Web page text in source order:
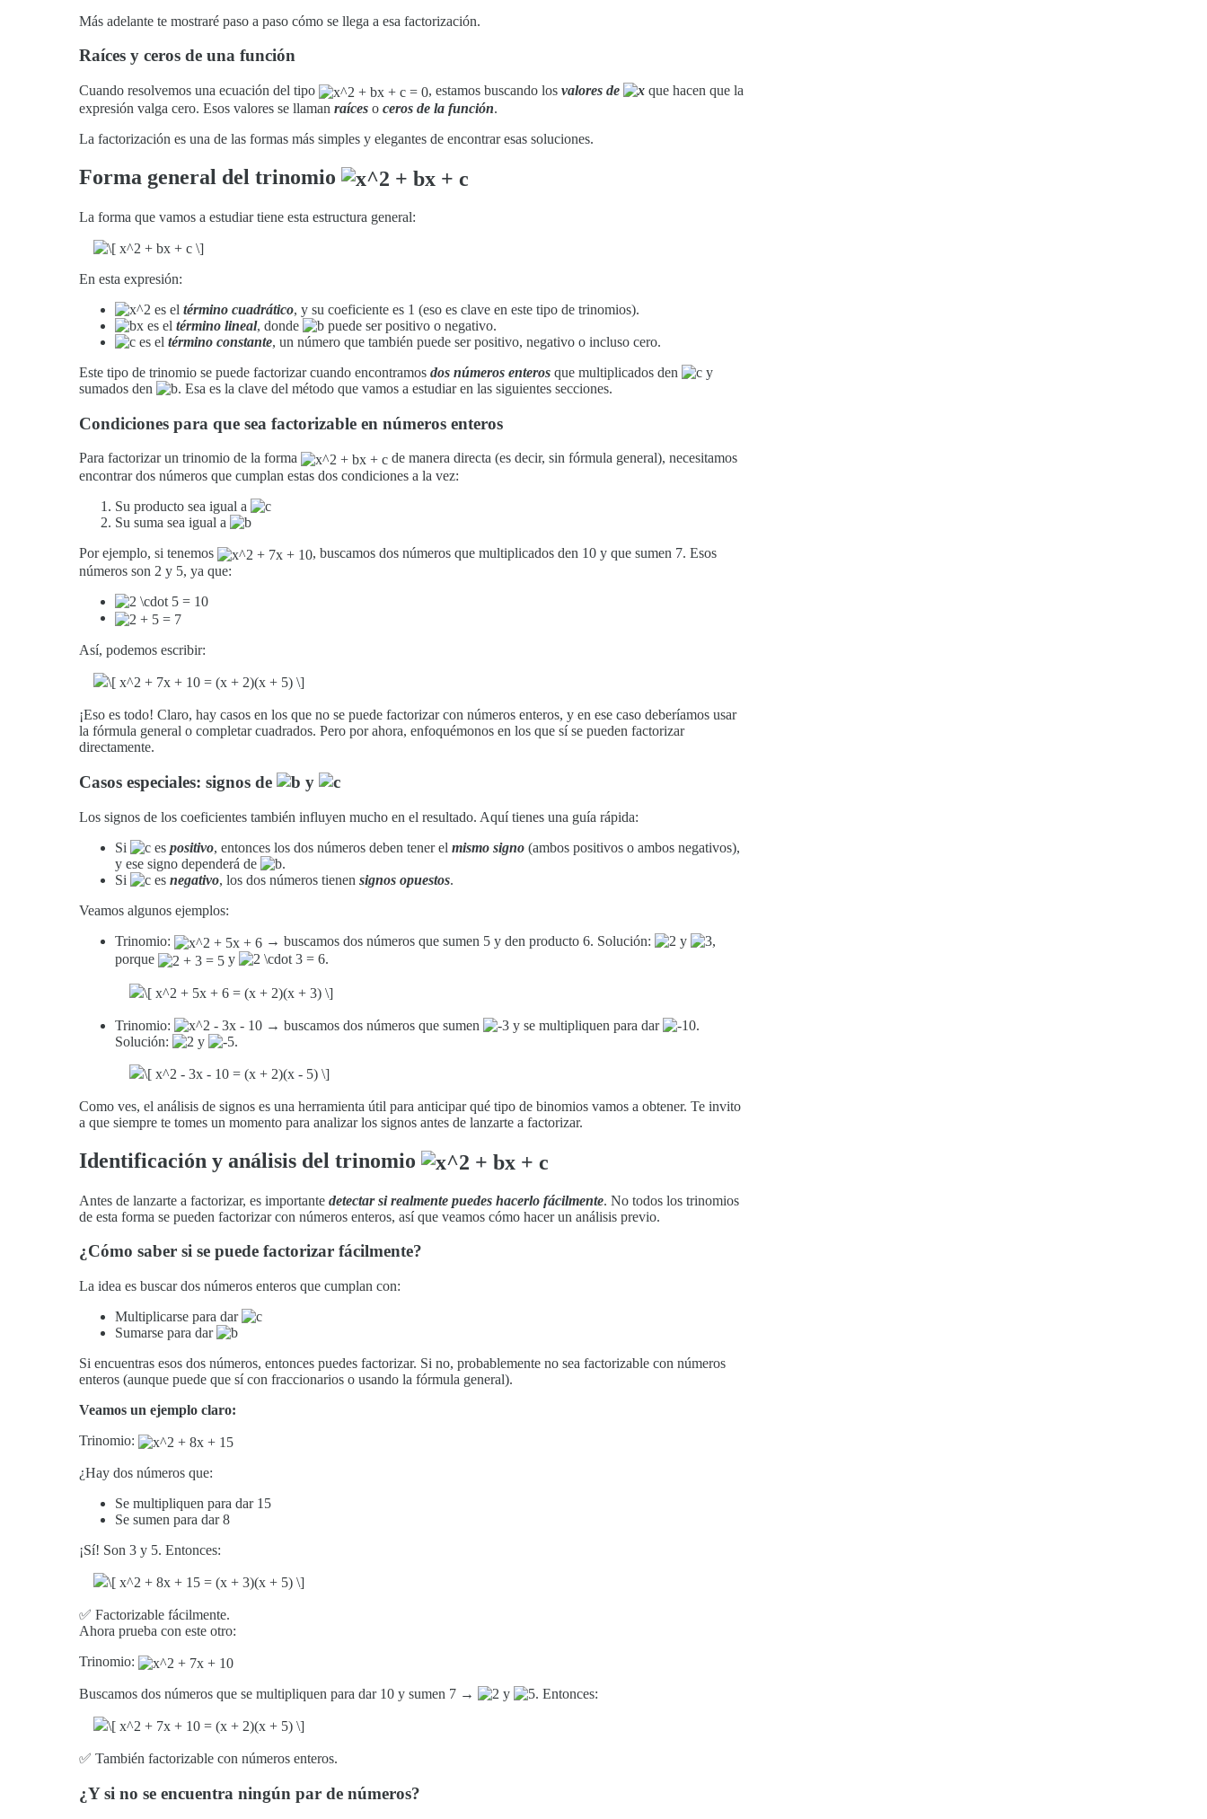
Más adelante te mostraré paso a paso cómo se llega a esa factorización.
Raíces y ceros de una función
Cuando resolvemos una ecuación del tipo , estamos buscando los valores de
que hacen que la
expresión valga cero. Esos valores se llaman raíces o ceros de la función.
La factorización es una de las formas más simples y elegantes de encontrar esas soluciones.
Forma general del trinomio
La forma que vamos a estudiar tiene esta estructura general:
En esta expresión:
es el término cuadrático, y su coeficiente es 1 (eso es clave en este tipo de trinomios).
es el término lineal, donde
puede ser positivo o negativo.
es el término constante, un número que también puede ser positivo, negativo o incluso cero.
Este tipo de trinomio se puede factorizar cuando encontramos dos números enteros que multiplicados den
y
sumados den
. Esa es la clave del método que vamos a estudiar en las siguientes secciones.
Condiciones para que sea factorizable en números enteros
Para factorizar un trinomio de la forma
de manera directa (es decir, sin fórmula general), necesitamos
encontrar dos números que cumplan estas dos condiciones a la vez:
Su producto sea igual a
Su suma sea igual a
Por ejemplo, si tenemos
, buscamos dos números que multiplicados den 10 y que sumen 7. Esos
números son 2 y 5, ya que:
Así, podemos escribir:
¡Eso es todo! Claro, hay casos en los que no se puede factorizar con números enteros, y en ese caso deberíamos usar
la fórmula general o completar cuadrados. Pero por ahora, enfoquémonos en los que sí se pueden factorizar
directamente.
Casos especiales: signos de y
Los signos de los coeficientes también influyen mucho en el resultado. Aquí tienes una guía rápida:
Si
es positivo, entonces los dos números deben tener el mismo signo (ambos positivos o ambos negativos),
y ese signo dependerá de
.
Si
es negativo, los dos números tienen signos opuestos.
Veamos algunos ejemplos:
Trinomio:
→ buscamos dos números que sumen 5 y den producto 6. Solución: y
,
porque
y .
Trinomio: → buscamos dos números que sumen y se multipliquen para dar
.
Solución:
y .
Como ves, el análisis de signos es una herramienta útil para anticipar qué tipo de binomios vamos a obtener. Te invito
a que siempre te tomes un momento para analizar los signos antes de lanzarte a factorizar.
Identificación y análisis del trinomio
Antes de lanzarte a factorizar, es importante detectar si realmente puedes hacerlo fácilmente. No todos los trinomios
de esta forma se pueden factorizar con números enteros, así que veamos cómo hacer un análisis previo.
¿Cómo saber si se puede factorizar fácilmente?
La idea es buscar dos números enteros que cumplan con:
Multiplicarse para dar
Sumarse para dar
Si encuentras esos dos números, entonces puedes factorizar. Si no, probablemente no sea factorizable con números
enteros (aunque puede que sí con fraccionarios o usando la fórmula general).
Veamos un ejemplo claro:
Trinomio:
¿Hay dos números que:
Se multipliquen para dar 15
Se sumen para dar 8
¡Sí! Son 3 y 5. Entonces:
✅ Factorizable fácilmente.
Ahora prueba con este otro:
Trinomio:
Buscamos dos números que se multipliquen para dar 10 y sumen 7 → y . Entonces:
✅ También factorizable con números enteros.
¿Y si no se encuentra ningún par de números?